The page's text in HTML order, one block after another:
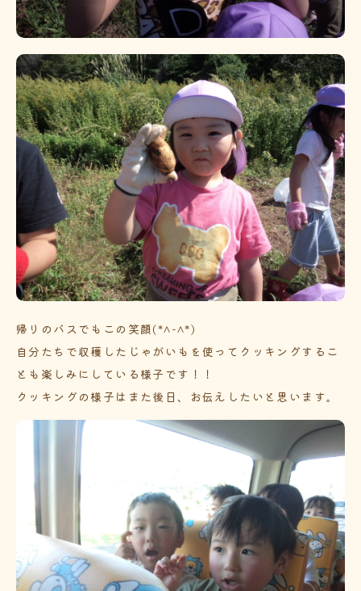
帰りのバスでもこの笑顔(*^-^*)
自分たちで収穫したじゃがいもを使ってクッキングするこ
とも楽しみにしている様子です！！
クッキングの様子はまた後日、お伝えしたいと思います。